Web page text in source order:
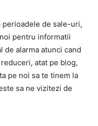
perioadele de sale-uri,
pentru informatii
de alarma atunci cand
atat pe blog,
pe noi sa te tinem la
sa ne vizitezi de